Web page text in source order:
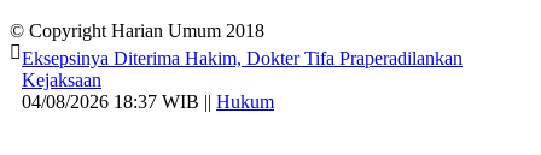
Eksepsinya Diterima Hakim, Dokter Tifa Praperadilankan
Kejaksaan
04/08/2026 18:37 WIB || Hukum
© Copyright Harian Umum 2018